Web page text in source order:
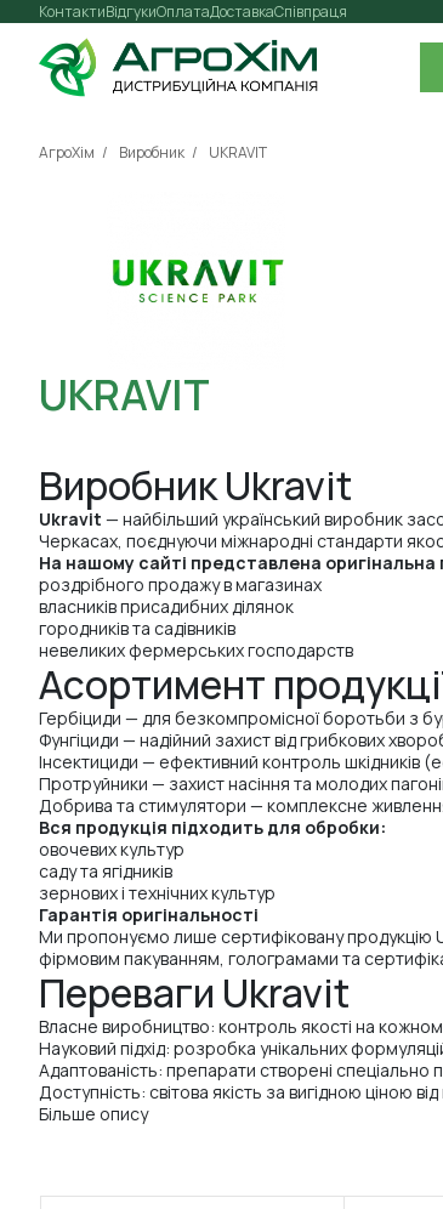
Контакти Оплата
Відгуки ДоставкаСпівпраця
АгроХім Виробник UKRAVIT
UKRAVIT
Виробник Ukravit
Ukravit — найбільший український виробник
Черкасах, поєднуючи міжнародні стандарти
На нашому сайті представлена
роздрібного продажу в магазинах
власників присадибних ділянок
городників та садівників
невеликих фермерських господарств
Асортимент
Гербіциди — для безкомпромісної боротьби з
Фунгіциди — надійний захист від грибкових
Інсектициди — ефективний контроль шкідників
Протруйники — захист насіння та молодих
Добрива та стимулятори — комплексне
Вся продукція підходить для обробки:
овочевих культур
саду та ягідників
зернових і технічних культур
Гарантія оригінальності
Ми пропонуємо лише сертифіковану продукцію
фірмовим пакуванням, голограмами та
Переваги Ukravit
Власне виробництво: контроль якості на
Науковий підхід: розробка унікальних
Адаптованість: препарати створені спеціально
Доступність: світова якість за вигідною ціною
Більше опису